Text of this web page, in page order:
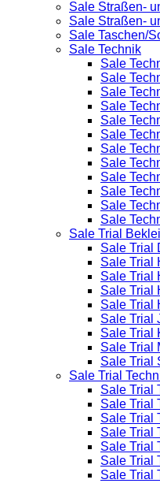
Sale Straßen-
Sale Straßen-
Sale Taschen/
Sale Technik
Sale
Sale
Sale
Sale
Sale
Sale
Sale
Sale
Sale
Sale
Sale
Sale
Sale Trial
Sale Trial
Sale Trial
Sale Trial
Sale Trial
Sale Trial
Sale Trial
Sale Trial
Sale Trial
Sale Trial
Sale Trial
Sale Trial
Sale Trial
Sale Trial
Sale Trial
Sale Trial
Sale Trial
Sale Trial